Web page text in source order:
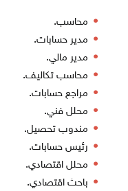
محاسب.
مدير حسابات.
مدير مالي.
محاسب تكاليف.
مراجع حسابات.
محلل فني.
مندوب تحصيل.
رئيس حسابات.
محلل اقتصادي.
باحث اقتصادي.